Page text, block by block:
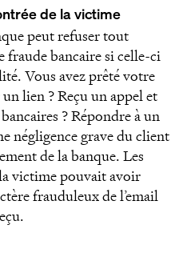
de la victime
peut refuser tout
fraude bancaire si celle-ci
Vous avez prêté votre
lien ? Reçu un appel et
? Répondre à un
négligence grave du client
de la banque. Les
victime pouvait avoir
frauduleux de l’email